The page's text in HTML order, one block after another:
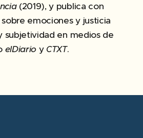
(2019), y publica con
emociones y justicia
subjetividad en medios de
elDiario y CTXT.